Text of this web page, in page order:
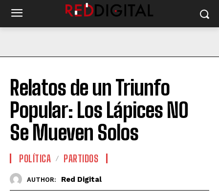
Relatos de un Triunfo
Popular: Los Lápices NO
Se Mueven Solos
POLÍTICA PARTIDOS
AUTHOR: Red Digital